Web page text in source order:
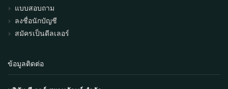
แบบสอบถาม
ลงชื่อนักบัญชี
สมัครเป็นดีลเลอร์
ข้อมูลติดต่อ